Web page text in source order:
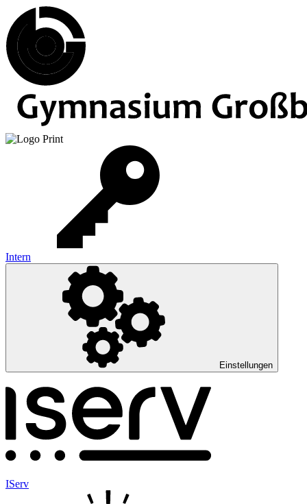
Intern
Einstellungen
IServ